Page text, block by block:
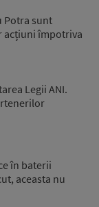
Potra sunt
acțiuni împotriva
Legii ANI.
în baterii
aceasta nu